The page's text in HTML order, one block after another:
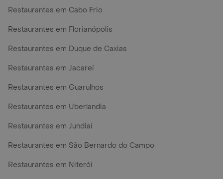
Restaurantes em Cabo Frio
Restaurantes em Florianópolis
Restaurantes em Duque de Caxias
Restaurantes em Jacareí
Restaurantes em Guarulhos
Restaurantes em Uberlandia
Restaurantes em Jundiaí
Restaurantes em São Bernardo do Campo
Restaurantes em Niterói